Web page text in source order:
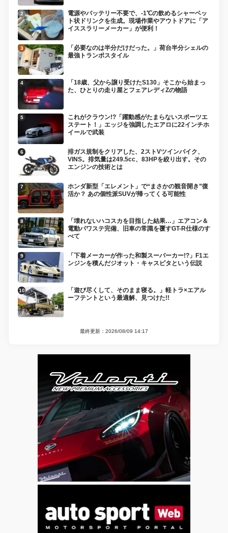
電源やバッテリー不要で、-1℃の飲めるシャーベッ
ト状ドリンクを生成。現場作業やアウトドアに「ア
イススラリーメーカー」が便利！
「必要なのは半分だけだった。」荷台半分シェルの
最強トランポスタイル
「18歳、父から譲り受けたS130」そこから始まっ
た、ひとりの走り屋とフェアレディZの物語
これがクラウン!?「躍動感がたまらないスポーツエ
ステート！」エッジを強調したエアロに22インチホ
イールで武装
排ガス規制をクリアした、2ストVツインバイク、
VINS。排気量は249.5cc、83HPを絞り出す。その
エンジンの技術とは
ホンダ新型「エレメント」で“まさかの観音開き”復
活か？ あの個性派SUVが帰ってくる可能性
「壊れないハコスカを目指した結果…」エアコン＆
電動パワステ完備、旧車の常識を覆すGT-R仕様のす
べて
「下着メーカーが作った和製スーパーカー!?」F1エ
ンジンを積んだジオット・キャスピタという伝説
「遊び尽くして、そのまま寝る。」軽トラ×エアル
ーフテントという最適解、見つけた!!
最終更新：2026/08/09 14:17